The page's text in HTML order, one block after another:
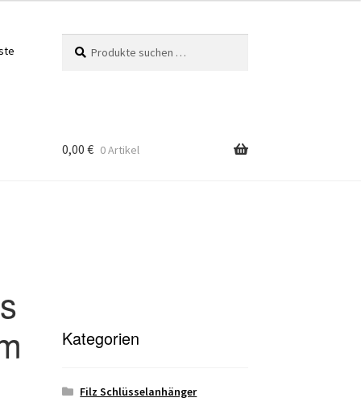
nach:
0,00 € 0 Artikel
Kategorien
Filz Schlüsselanhänger